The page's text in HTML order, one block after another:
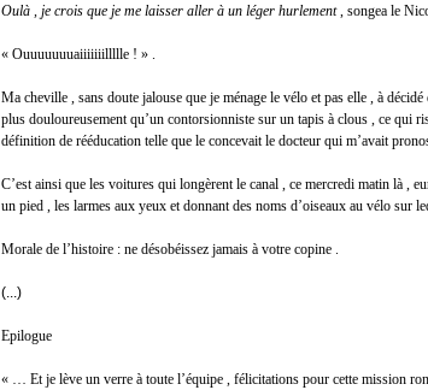
Oulà , je crois que je me laisser aller à un léger hurlement, songea le
« Ouuuuuuuaiiiiiiillllle ! » .
Ma cheville , sans doute jalouse que je ménage le vélo et pas elle , à
plus douloureusement qu’un contorsionniste sur un tapis à clous , ce qui
définition de rééducation telle que le concevait le docteur qui m’avait
C’est ainsi que les voitures qui longèrent le canal , ce mercredi matin là ,
un pied , les larmes aux yeux et donnant des noms d’oiseaux au vélo sur
Morale de l’histoire : ne désobéissez jamais à votre copine .
(...)
Epilogue
« … Et je lève un verre à toute l’équipe , félicitations pour cette mission